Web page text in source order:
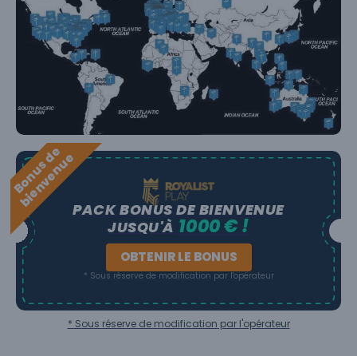
B
o
n
u
s
d
e
b
i
e
n
v
e
n
u
ePACK BONUS DE BIENVENUE
JUSQU'À 1000 € !
OBTENIR LE BONUS
* Sous réserve de modification par l'opérateur
* Sous réserve de modification par l'opérateur